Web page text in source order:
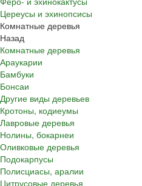
Цереусы и эхинопсисы
Комнатные деревья
Назад
Комнатные деревья
Араукарии
Бамбуки
Бонсаи
Другие виды деревьев
Кротоны, кодиеумы
Лавровые деревья
Нолины, бокарнеи
Оливковые деревья
Подокарпусы
Полисциасы, аралии
Цитрусовые деревья